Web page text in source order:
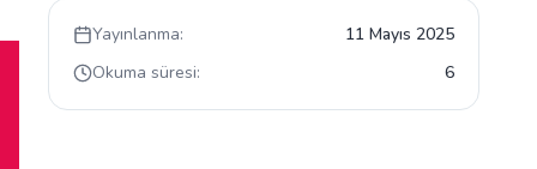
Yayınlanma:
11 Mayıs 2025
Okuma süresi:
6